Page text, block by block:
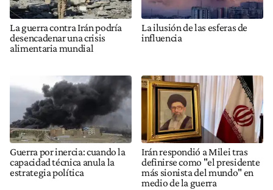
La guerra contra Irán podría
desencadenar una crisis
alimentaria mundial
La ilusión de las esferas de
influencia
Guerra por inercia: cuando la
capacidad técnica anula la
estrategia política
Irán respondió a Milei tras
definirse como "el presidente
más sionista del mundo" en
medio de la guerra